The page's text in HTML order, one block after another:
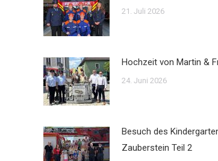
21. Juli 2026
Hochzeit von Martin &
24. Juni 2026
Besuch des
Zauberstein Teil 2